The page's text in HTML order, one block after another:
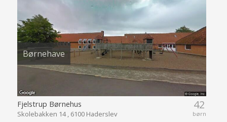
Børnehave
42
børn
Fjelstrup Børnehus
Skolebakken 14 , 6100 Haderslev